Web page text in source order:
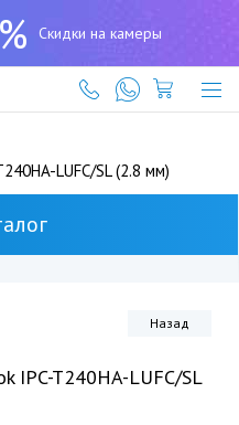
Скидки на камеры
(727)
317-
61-
61
LUFC/SL (2.8 мм)
Назад
IPC-T240HA-LUFC/SL